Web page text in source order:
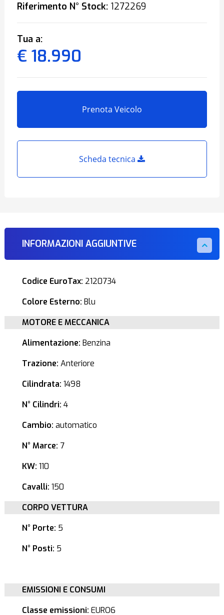
Riferimento N° Stock:1272269
Tua a:
€ 18.990
Prenota Veicolo
Scheda tecnica
INFORMAZIONI AGGIUNTIVE
Codice EuroTax: 2120734
Colore Esterno: Blu
MOTORE E MECCANICA
Alimentazione: Benzina
Trazione: Anteriore
Cilindrata: 1498
N° Cilindri: 4
Cambio: automatico
N° Marce: 7
KW: 110
Cavalli: 150
CORPO VETTURA
N° Porte: 5
N° Posti: 5
EMISSIONI E CONSUMI
Classe emissioni: EURO6